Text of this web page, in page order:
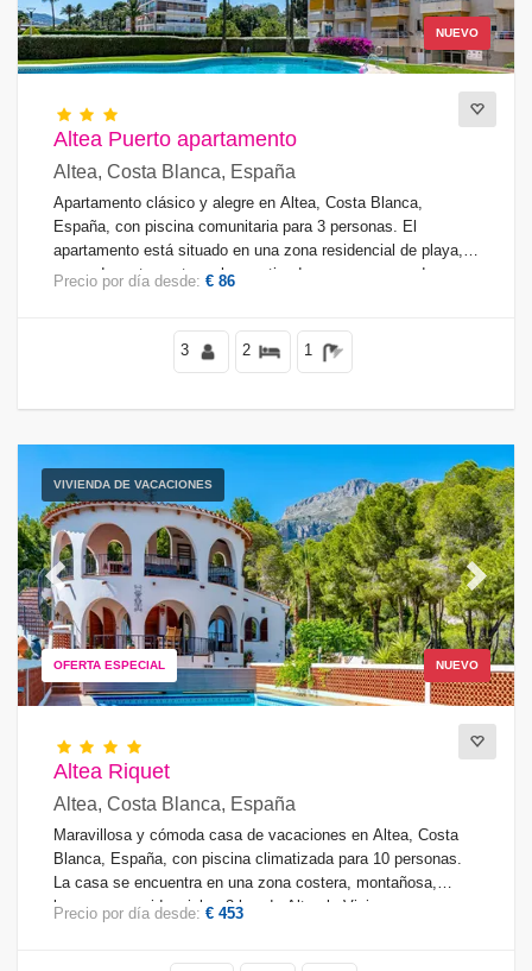
NUEVO
Altea Puerto apartamento
Altea, Costa Blanca, España
Apartamento clásico y alegre en Altea, Costa Blanca,
España, con piscina comunitaria para 3 personas. El
apartamento está situado en una zona residencial de playa,
cerca de restaurantes y bares, tiendas y supermercados, y
Precio por día desde: € 86
3 2 1
VIVIENDA DE VACACIONES
NUEVO
OFERTA ESPECIAL
Previous Next
Altea Riquet
Altea, Costa Blanca, España
Maravillosa y cómoda casa de vacaciones en Altea, Costa
Blanca, España, con piscina climatizada para 10 personas.
La casa se encuentra en una zona costera, montañosa,
boscosa y residencial, a 3 km de Altea la Vieja.
Precio por día desde: € 453